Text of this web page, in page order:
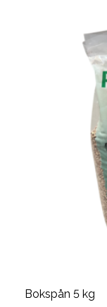
Bokspån 5 kg